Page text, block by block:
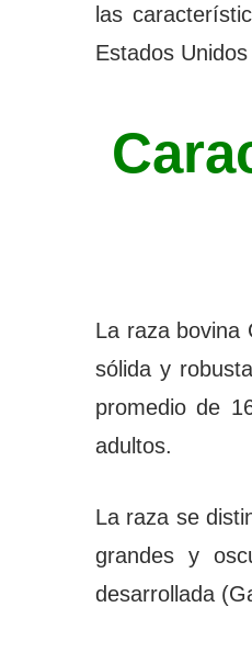
las
Estados
La raza bovina
sólida y
promedio de
adultos.
La raza se
grandes y
desarrollada